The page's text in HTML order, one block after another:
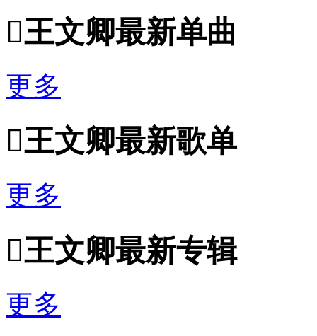
王文卿最新单曲
更多
王文卿最新歌单
更多
王文卿最新专辑
更多